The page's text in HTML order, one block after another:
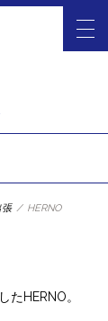
張 / HERNO
HERNO。